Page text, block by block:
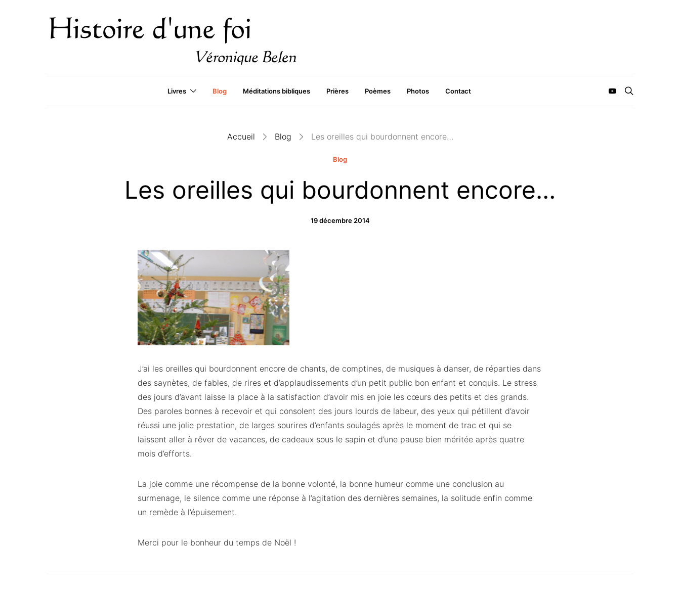
Livres Blog Méditations bibliques Prières Poèmes Photos Contact
Accueil Blog Les oreilles qui bourdonnent encore…
Blog
Les oreilles qui bourdonnent encore…
19 décembre 2014
J’ai les oreilles qui bourdonnent encore de chants, de comptines, de musiques à danser, de réparties dans
des saynètes, de fables, de rires et d’applaudissements d’un petit public bon enfant et conquis. Le stress
des jours d’avant laisse la place à la satisfaction d’avoir mis en joie les cœurs des petits et des grands.
Des paroles bonnes à recevoir et qui consolent des jours lourds de labeur, des yeux qui pétillent d’avoir
réussi une jolie prestation, de larges sourires d’enfants soulagés après le moment de trac et qui se
laissent aller à rêver de vacances, de cadeaux sous le sapin et d’une pause bien méritée après quatre
mois d’efforts.
La joie comme une récompense de la bonne volonté, la bonne humeur comme une conclusion au
surmenage, le silence comme une réponse à l’agitation des dernières semaines, la solitude enfin comme
un remède à l’épuisement.
Merci pour le bonheur du temps de Noël !